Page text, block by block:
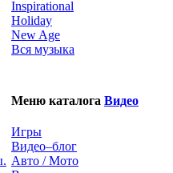
Inspirational
Holiday
New Age
Вся музыка
Меню каталога Видео
Игры
Видео–блог
Авто / Мото